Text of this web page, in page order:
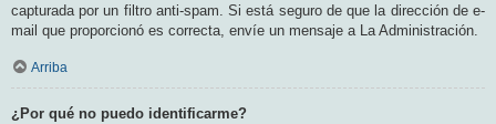
capturada por un filtro anti-spam. Si está seguro de que la dirección de e-
mail que proporcionó es correcta, envíe un mensaje a La Administración.
Arriba
¿Por qué no puedo identificarme?